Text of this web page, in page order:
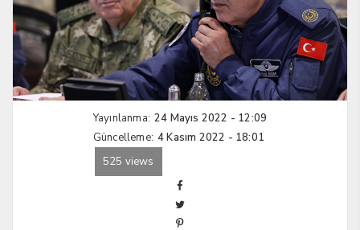
Yayınlanma: 24 Mayıs 2022 - 12:09
Güncelleme: 4 Kasım 2022 - 18:01
525 views